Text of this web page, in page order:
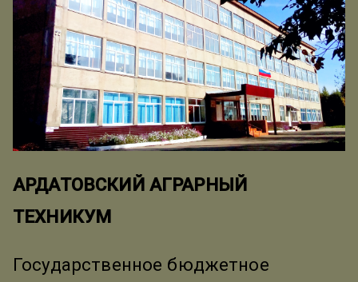
АРДАТОВСКИЙ АГРАРНЫЙ
ТЕХНИКУМ
Государственное бюджетное